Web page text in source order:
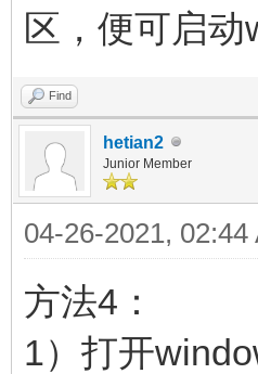
区，便可启动
Find
hetian2
Junior Member
04-26-2021, 02:44
方法4：
1）打开